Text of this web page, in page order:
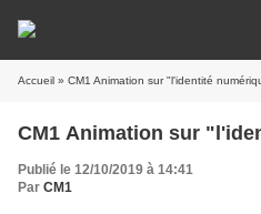
Accueil » CM1 Animation sur "l'identité
CM1 Animation sur
Publié le 12/10/2019 à 14:41
Par CM1